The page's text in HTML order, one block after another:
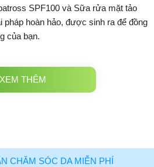
SPF100 và Sữa rửa mặt tảo
pháp hoàn hảo, được sinh ra để đồng
của bạn.
XEM THÊM
CHĂM SÓC DA MIỄN PHÍ